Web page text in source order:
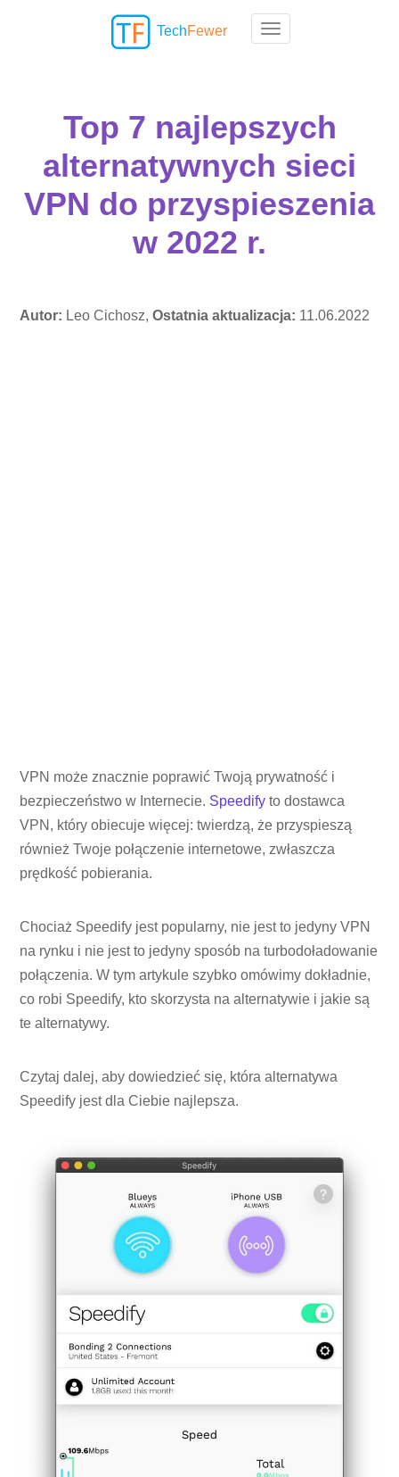
Toggle navigation
TechFewer
Top 7 najlepszych
alternatywnych sieci
VPN do przyspieszenia
w 2022 r.
Autor: Leo Cichosz,Ostatnia aktualizacja: 11.06.2022
VPN może znacznie poprawić Twoją prywatność i
bezpieczeństwo w Internecie. Speedify to dostawca
VPN, który obiecuje więcej: twierdzą, że przyspieszą
również Twoje połączenie internetowe, zwłaszcza
prędkość pobierania.
Chociaż Speedify jest popularny, nie jest to jedyny VPN
na rynku i nie jest to jedyny sposób na turbodoładowanie
połączenia. W tym artykule szybko omówimy dokładnie,
co robi Speedify, kto skorzysta na alternatywie i jakie są
te alternatywy.
Czytaj dalej, aby dowiedzieć się, która alternatywa
Speedify jest dla Ciebie najlepsza.